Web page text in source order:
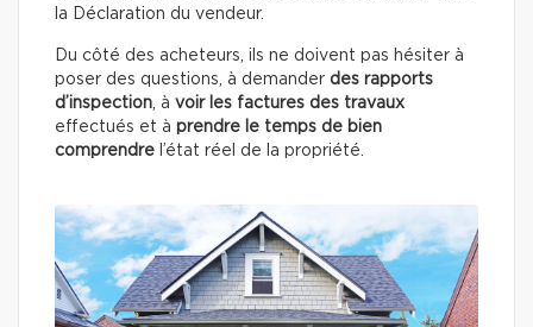
la Déclaration du vendeur.
Du côté des acheteurs, ils ne doivent pas hésiter à
poser des questions, à demander des rapports
d’inspection, à voir les factures des travaux
effectués et à prendre le temps de bien
comprendre l’état réel de la propriété.